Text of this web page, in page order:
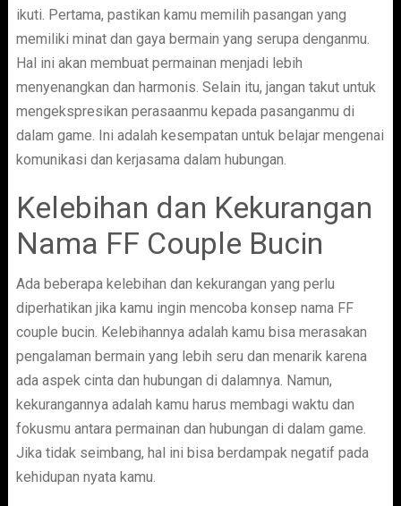
ikuti. Pertama, pastikan kamu memilih pasangan yang
memiliki minat dan gaya bermain yang serupa denganmu.
Hal ini akan membuat permainan menjadi lebih
menyenangkan dan harmonis. Selain itu, jangan takut untuk
mengekspresikan perasaanmu kepada pasanganmu di
dalam game. Ini adalah kesempatan untuk belajar mengenai
komunikasi dan kerjasama dalam hubungan.
Kelebihan dan Kekurangan
Nama FF Couple Bucin
Ada beberapa kelebihan dan kekurangan yang perlu
diperhatikan jika kamu ingin mencoba konsep nama FF
couple bucin. Kelebihannya adalah kamu bisa merasakan
pengalaman bermain yang lebih seru dan menarik karena
ada aspek cinta dan hubungan di dalamnya. Namun,
kekurangannya adalah kamu harus membagi waktu dan
fokusmu antara permainan dan hubungan di dalam game.
Jika tidak seimbang, hal ini bisa berdampak negatif pada
kehidupan nyata kamu.